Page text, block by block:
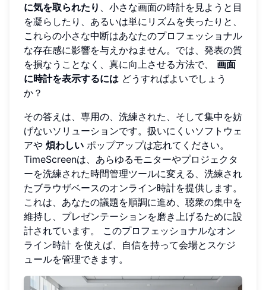
に気を取られたり
、小さな画面の時計を見ようと目
を凝らしたり、あるいは単にリズムを失ったりと、
これらの小さな中断はあなたのプロフェッショナル
な存在感に影響を与えかねません。では、発表の質
を損なうことなく、真に向上させる方法で、 画面
に時計を表示するには どうすればよいでしょう
か？
その答えは、専用の、洗練された、そして集中を妨
げないソリューションです。扱いにくいソフトウェ
アや 煩わしい ポップアップは忘れてください。
TimeScreenは、あらゆるモニターやプロジェクタ
ーを洗練された時間管理ツールに変える、洗練され
たブラウザベースのオンライン時計を提供します。
これは、あなたの議題を順調に進め、聴衆の集中を
維持し、プレゼンテーションを磨き上げるために設
計されています。 このプロフェッショナルなオン
ライン時計 を使えば、自信を持って会場とスケジ
ュールを管理できます。